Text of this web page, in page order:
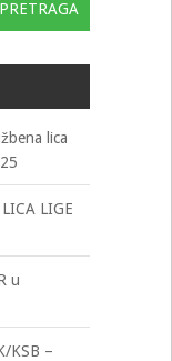
lica
LIGE
u
KSB –